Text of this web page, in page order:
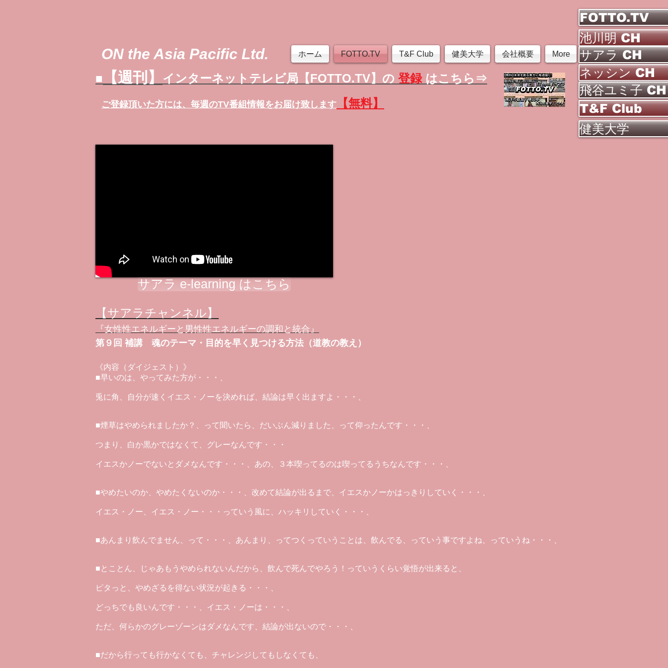
FOTTO.TV
池川明 CH
ON the Asia Pacific Ltd. ホーム FOTTO.TV T&F Club 健美大学 会社概要 More
■ 【週刊】 インターネットテレビ局【FOTTO.TV】の 登録 はこちら⇒
ご登録頂いた方には、 毎週のTV番組情報をお届け致します 【無料】
サアラ CH
ネッシン CH
飛谷ユミ子 CH
T&F Club
健美大学
サアラ e-learning はこちら
【サアラチャンネル】
『女性性エネルギーと男性性エネルギーの調和と統合』
第９回 補講 魂のテーマ・目的を早く見つける方法（道教の教え）
《内容（ダイジェスト）》
■早いのは、やってみた方が・・・、
兎に角、自分が速くイエス・ノーを決めれば、結論は早く出ますよ・・・、
■煙草はやめられましたか？、って聞いたら、だいぶん減りました、って仰ったんです・・・、
つまり、白か黒かではなくて、グレーなんです・・・
イエスかノーでないとダメなんです・・・、あの、３本喫ってるのは喫ってるうちなんです・・・、
■やめたいのか、やめたくないのか・・・、改めて結論が出るまで、イエスかノーかはっきりしていく・・・、
イエス・ノー、イエス・ノー・・・っていう風に、ハッキリしていく・・・、
■あんまり飲んでません、って・・・、あんまり、ってつくっていうことは、飲んでる、っていう事ですよね、っていうね・・・、
■とことん、じゃあもうやめられないんだから、飲んで死んでやろう！っていうくらい覚悟が出来ると、
ピタっと、やめざるを得ない状況が起きる・・・、
どっちでも良いんです・・・、イエス・ノーは・・・、
ただ、何らかのグレーゾーンはダメなんです、結論が出ないので・・・、
■だから行っても行かなくても、チャレンジしてもしなくても、